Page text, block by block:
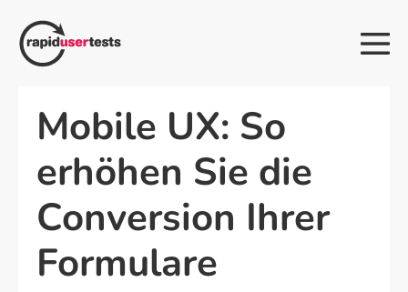
Inhalt
springen
Mobile UX: So
erhöhen Sie die
Conversion Ihrer
Formulare